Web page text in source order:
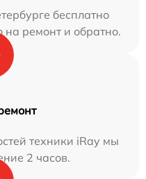
бесплатно
на ремонт и обратно.
техники iRay мы
2 часов.